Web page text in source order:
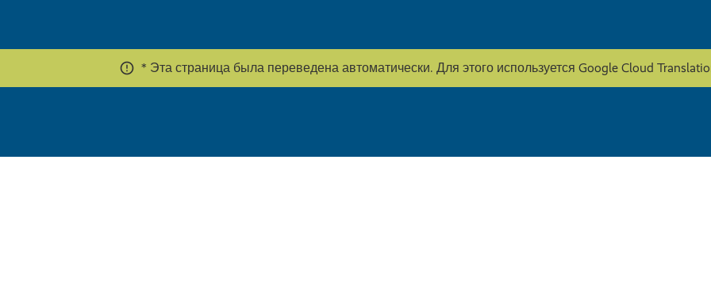
* Эта страница была переведена автоматически. Для этого используется Google Cloud